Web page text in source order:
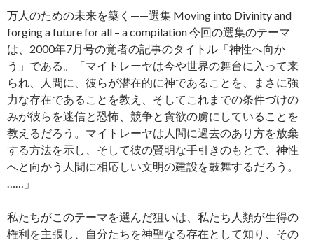
万人のための未来を築く——選集 Moving into Divinity and
forging a future for all – a compilation 今回の選集のテーマ
は、2000年7月号の覚者の記事のタイトル「神性へ向か
う」である。「マイトレーヤは今や世界の舞台に入って来
られ、人間に、彼らが潜在的に神であることを、まさに強
力な存在であることを教え、そしてこれまでの条件づけの
みが彼らを迷信と恐怖、競争と貪欲の虜にしていることを
教えるだろう。マイトレーヤは人間に過去のあり方を放棄
する方法を示し、そして彼の賢明な手引きのもとで、神性
へと向かう人間に相応しい文明の建設を鼓舞するだろう。
……」
私たちがこのテーマを選んだ狙いは、私たち人類が生得の
権利を主張し、自分たちを神聖なる存在として知り、その